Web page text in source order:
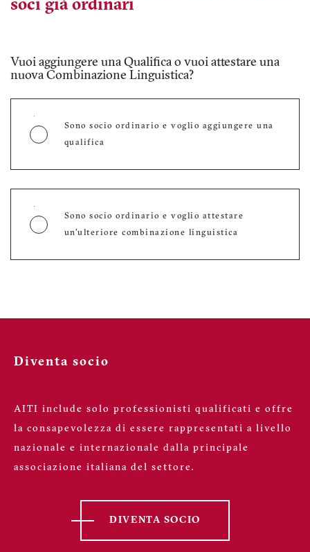
tool e inserisci la documentazione che hai a
disposizione.
professionale inferiore ai 24 mesi
soci già ordinari
Vuoi aggiungere una Qualifica o vuoi attestare una
nuova Combinazione Linguistica?
Sono socio ordinario e voglio aggiungere una
qualifica
Sono socio ordinario e voglio attestare
un’ulteriore combinazione linguistica
diventare socio ordinario? Per calcolarla scarica il
Diventa socio
AITI include solo professionisti qualificati e offre
la consapevolezza di essere rappresentati a livello
nazionale e internazionale dalla principale
associazione italiana del settore.
DIVENTA SOCIO